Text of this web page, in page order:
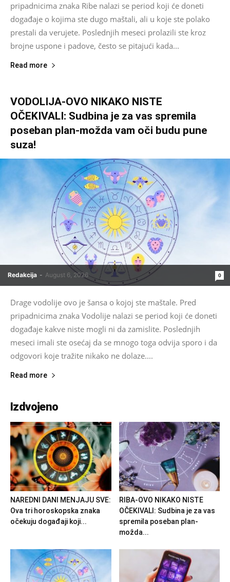
pripadnicima znaka Ribe nalazi se period koji će doneti
događaje o kojima ste dugo maštali, ali u koje ste polako
prestali da verujete. Poslednjih meseci prolazili ste kroz
brojne uspone i padove, često se pitajući kada...
Read more
VODOLIJA-OVO NIKAKO NISTE
OČEKIVALI: Sudbina je za vas spremila
poseban plan-možda vam oči budu pune
suza!
Redakcija - August 6, 2026 0
Drage vodolije ovo je šansa o kojoj ste maštale. Pred
pripadnicima znaka Vodolije nalazi se period koji će doneti
događaje kakve niste mogli ni da zamislite. Poslednjih
meseci imali ste osećaj da se mnogo toga odvija sporo i da
odgovori koje tražite nikako ne dolaze....
Read more
Izdvojeno
NAREDNI DANI MENJAJU SVE:
Ova tri horoskopska znaka
očekuju događaji koji...
RIBA-OVO NIKAKO NISTE
OČEKIVALI: Sudbina je za vas
spremila poseban plan-
možda...